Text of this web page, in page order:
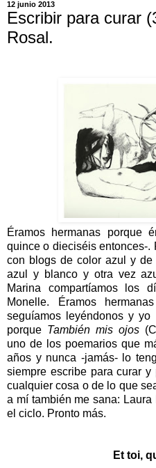
12 junio 2013
Escribir para curar
Rosal.
Éramos hermanas porque
quince o dieciséis entonces-
con blogs de color azul y
azul y blanco y otra vez
Marina compartíamos los
Monelle. Éramos
seguíamos leyéndonos y
porque También mis ojos
uno de los poemarios que
años y nunca -jamás- lo
siempre escribe para curar
cualquier cosa o de lo que
a mí también me sana:
el ciclo. Pronto más.
Et toi,